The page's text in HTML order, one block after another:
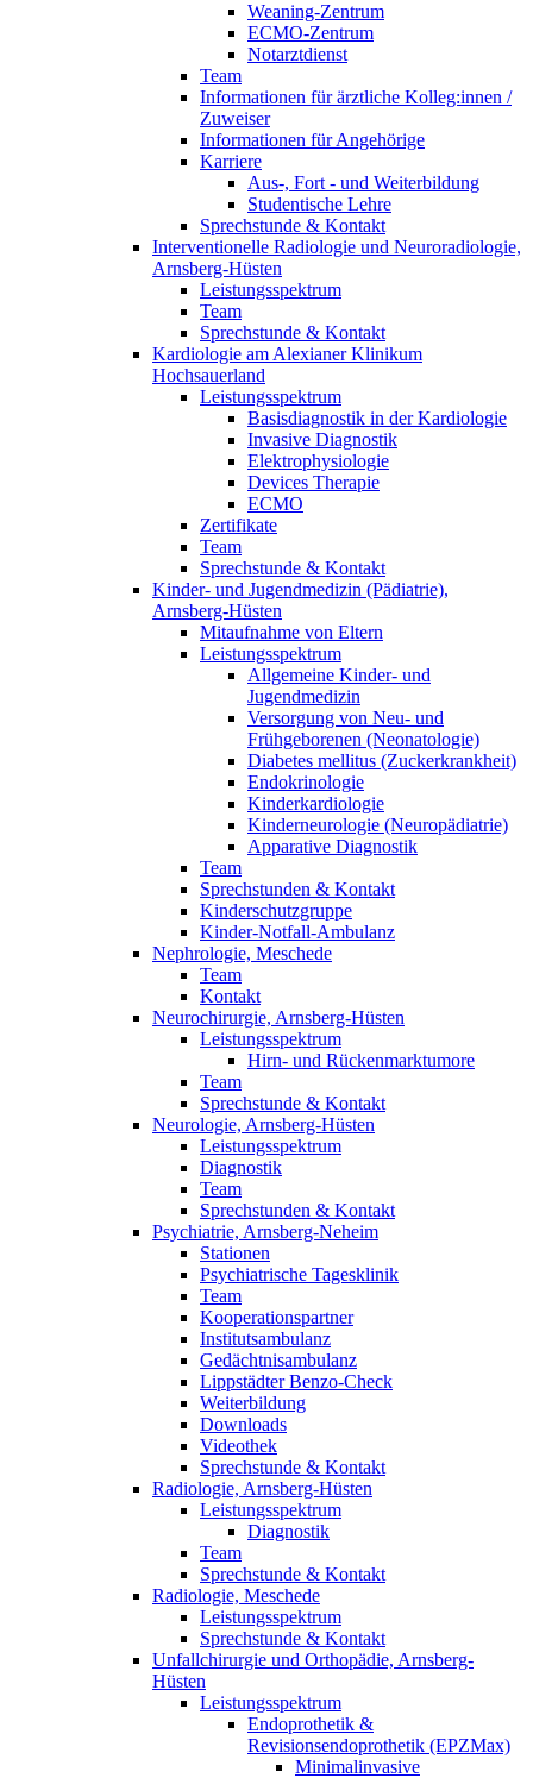
Weaning-Zentrum
ECMO-Zentrum
Notarztdienst
Team
Informationen für ärztliche Kolleg:innen /
Zuweiser
Informationen für Angehörige
Karriere
Aus-, Fort - und Weiterbildung
Studentische Lehre
Sprechstunde & Kontakt
Interventionelle Radiologie und Neuroradiologie,
Arnsberg-Hüsten
Leistungsspektrum
Team
Sprechstunde & Kontakt
Kardiologie am Alexianer Klinikum
Hochsauerland
Leistungsspektrum
Basisdiagnostik in der Kardiologie
Invasive Diagnostik
Elektrophysiologie
Devices Therapie
ECMO
Zertifikate
Team
Sprechstunde & Kontakt
Kinder- und Jugendmedizin (Pädiatrie),
Arnsberg-Hüsten
Mitaufnahme von Eltern
Leistungsspektrum
Allgemeine Kinder- und
Jugendmedizin
Versorgung von Neu- und
Frühgeborenen (Neonatologie)
Diabetes mellitus (Zuckerkrankheit)
Endokrinologie
Kinderkardiologie
Kinderneurologie (Neuropädiatrie)
Apparative Diagnostik
Team
Sprechstunden & Kontakt
Kinderschutzgruppe
Kinder-Notfall-Ambulanz
Nephrologie, Meschede
Team
Kontakt
Neurochirurgie, Arnsberg-Hüsten
Leistungsspektrum
Hirn- und Rückenmarktumore
Team
Sprechstunde & Kontakt
Neurologie, Arnsberg-Hüsten
Leistungsspektrum
Diagnostik
Team
Sprechstunden & Kontakt
Psychiatrie, Arnsberg-Neheim
Stationen
Psychiatrische Tagesklinik
Team
Kooperationspartner
Institutsambulanz
Gedächtnisambulanz
Lippstädter Benzo-Check
Weiterbildung
Downloads
Videothek
Sprechstunde & Kontakt
Radiologie, Arnsberg-Hüsten
Leistungsspektrum
Diagnostik
Team
Sprechstunde & Kontakt
Radiologie, Meschede
Leistungsspektrum
Sprechstunde & Kontakt
Unfallchirurgie und Orthopädie, Arnsberg-
Hüsten
Leistungsspektrum
Endoprothetik &
Revisionsendoprothetik (EPZMax)
Minimalinvasive